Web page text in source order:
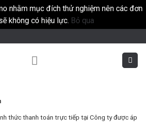
nhằm mục đích thử nghiệm nên các đơn
không có hiệu lực. Bỏ qua
thức thanh toán trực tiếp tại Công ty được áp